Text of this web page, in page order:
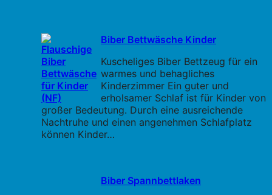
Biber Bettwäsche Kinder
Kuscheliges Biber Bettzeug für ein
warmes und behagliches
Kinderzimmer Ein guter und
erholsamer Schlaf ist für Kinder von
großer Bedeutung. Durch eine ausreichende
Nachtruhe und einen angenehmen Schlafplatz
können Kinder…
Biber Spannbettlaken